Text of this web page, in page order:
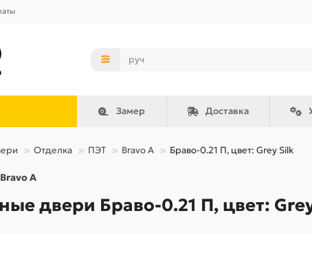
Замер Доставка
Отделка ПЭТ Bravo A Браво-0.21 П, цвет: Grey Silk
A
двери Браво-0.21 П, цвет: